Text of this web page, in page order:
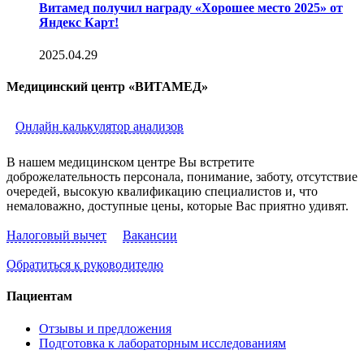
Витамед получил награду «Хорошее место 2025» от
Яндекс Карт!
2025.04.29
Медицинский центр «ВИТАМЕД»
Онлайн калькулятор анализов
В нашем медицинском центре Вы встретите
доброжелательность персонала, понимание, заботу, отсутствие
очередей, высокую квалификацию специалистов и, что
немаловажно, доступные цены, которые Вас приятно удивят.
Налоговый вычет Вакансии
Обратиться к руководителю
Пациентам
Отзывы и предложения
Подготовка к лабораторным исследованиям